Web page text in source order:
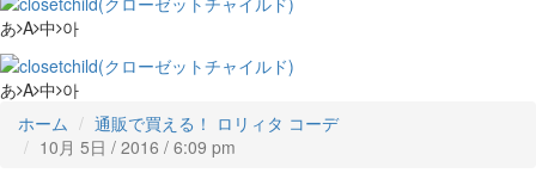
あ A 中 아
あ A 中 아
ホーム
通販で買える！ ロリィタ コーデ
10月 5日 / 2016 / 6:09 pm